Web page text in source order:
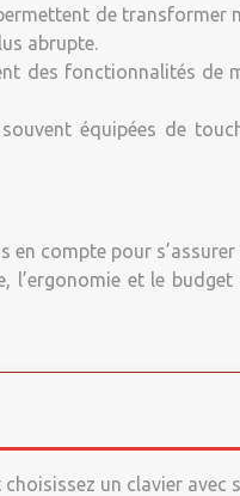
de transformer
abrupte.
des fonctionnalités
équipées de
compte pour
et le
un clavier